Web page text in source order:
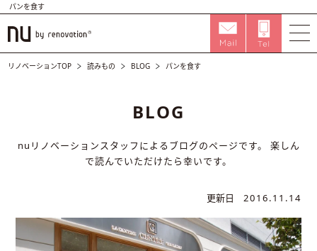
パンを食す
リノベーションTOP 読みもの BLOG パンを食す
BLOG
nuリノベーションスタッフによるブログのページです。
楽しん
で読んでいただけたら幸いです。
更新日 2016.11.14